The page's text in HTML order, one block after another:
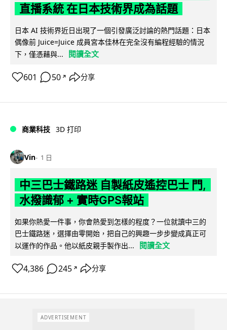
直播系統 在日本技術界成為話題
日本 AI 技術界近日出現了一個引發廣泛討論的熱門話題：日本
偶像前 Juice=Juice 成員宮本佳林在完全沒有編程經驗的情況
下，僅憑藉與...
閱讀全文
601 50 ↗ 分享
商業科技 3D 打印
Vin 1 日
中三巴士鐵路迷 自製紙皮遙控巴士 門,
水撥識郁 + 實時GPS報站
如果你熱愛一件事，你會熱愛到怎樣的程度？一位就讀中三的
巴士鐵路迷，選擇由零開始，把自己的興趣一步步變成真正可
以運作的作品。他以紙皮親手製作出...
閱讀全文
4,386 245 ↗ 分享
ADVERTISEMENT